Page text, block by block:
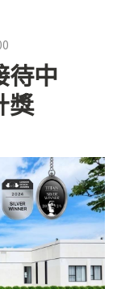
待中
獎